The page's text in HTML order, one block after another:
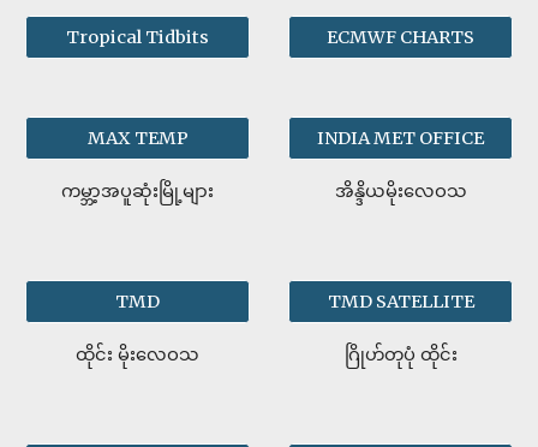
Tropical Tidbits ECMWF CHARTS
MAX TEMP
ကမ္ဘာ့အပူဆုံးမြို့များ
INDIA MET OFFICE
အိန္ဒိယမိုးလေဝသ
TMD
ထိုင်း မိုးလေဝသ
TMD SATELLITE
ဂြိုဟ်တုပုံ ထိုင်း